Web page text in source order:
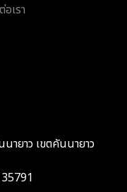
เรา
ายาว เขตคันนายาว